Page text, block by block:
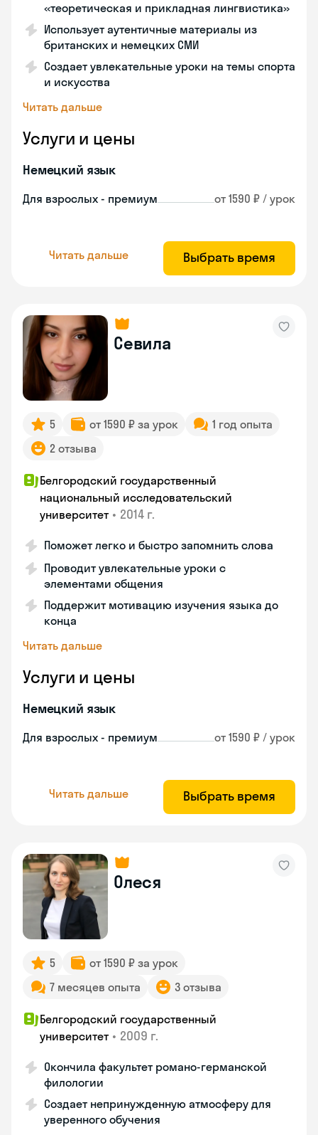
«теоретическая и прикладная лингвистика»
Использует аутентичные материалы из
британских и немецких СМИ
Создает увлекательные уроки на темы спорта
и искусства
Читать дальше
Услуги и цены
Немецкий язык
Для взрослых - премиум от 1590 ₽ / урок
Читать дальше Выбрать время
Севила
5 от 1590 ₽ за урок
1 год опыта
2 отзыва
Белгородский государственный
национальный исследовательский
университет • 2014 г.
Поможет легко и быстро запомнить слова
Проводит увлекательные уроки с
элементами общения
Поддержит мотивацию изучения языка до
конца
Читать дальше
Услуги и цены
Немецкий язык
Для взрослых - премиум от 1590 ₽ / урок
Читать дальше Выбрать время
Олеся
5
от 1590 ₽ за урок
7 месяцев опыта
3 отзыва
Белгородский государственный
университет • 2009 г.
Окончила факультет романо-германской
филологии
Создает непринужденную атмосферу для
уверенного обучения